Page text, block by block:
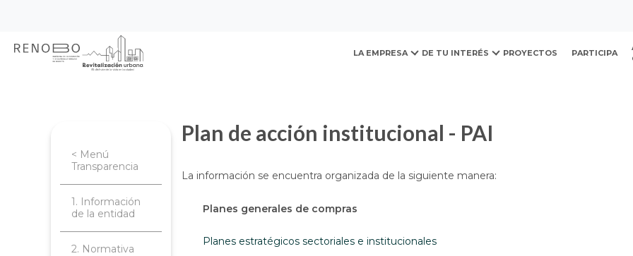
contenido
Sitio Web Empresa de Renovación y Desarrollo
LA EMPRESA DE TU INTERÉS PROYECTOS PARTICIPA
< Menú
Transparencia
1. Información
de la entidad
2. Normativa
Plan de acción institucional - PAI
La información se encuentra organizada de la siguiente manera:
Planes generales de compras
Planes estratégicos sectoriales e institucionales